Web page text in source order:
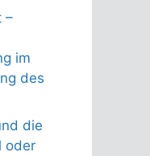
–
im
des
die
oder